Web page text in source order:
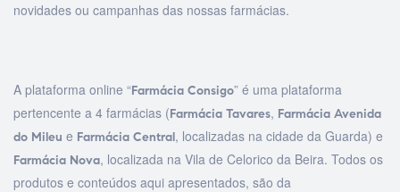
novidades ou campanhas das nossas farmácias.
A plataforma online “Farmácia Consigo” é uma plataforma
pertencente a 4 farmácias (Farmácia Tavares, Farmácia Avenida
do Mileu e Farmácia Central, localizadas na cidade da Guarda) e
Farmácia Nova, localizada na Vila de Celorico da Beira. Todos os
produtos e conteúdos aqui apresentados, são da